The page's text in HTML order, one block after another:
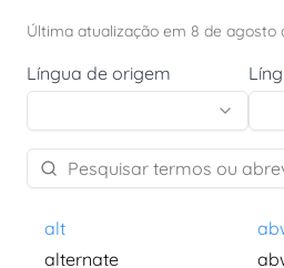
Última atualização em 8 de agosto
Língua de origem
alt
alternate